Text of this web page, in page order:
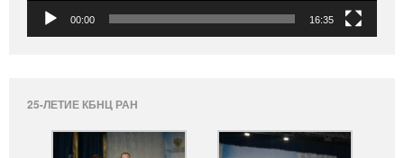
00:00 16:35
25-ЛЕТИЕ КБНЦ РАН